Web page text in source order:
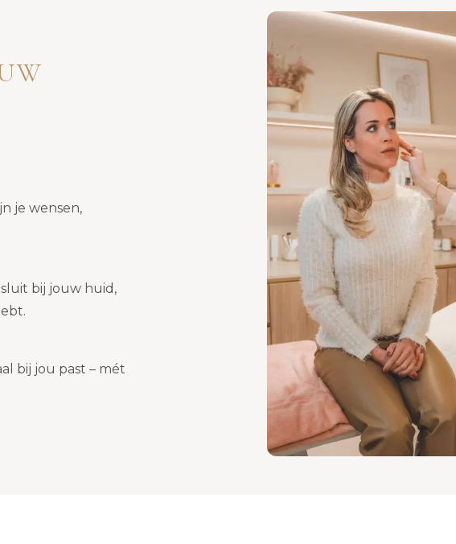
je wensen,
bij jouw huid,
bij jou past – mét